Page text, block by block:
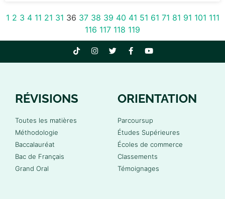
1 2 3 4 11 21 31 36 37 38 39 40 41 51 61 71 81 91 101 111
116 117 118 119
RÉVISIONS
Toutes les matières
Méthodologie
Baccalauréat
Bac de Français
Grand Oral
ORIENTATION
Parcoursup
Études Supérieures
Écoles de commerce
Classements
Témoignages